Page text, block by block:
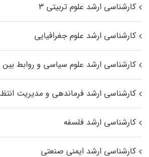
کارشناسی ارشد علوم تربیتی ۳
کارشناسی ارشد علوم جغرافیایی
کارشناسی ارشد علوم سیاسی و روابط بین
کارشناسی ارشد فرماندهی و مدیریت
کارشناسی ارشد فلسفه
کارشناسی ارشد ایمنی صنعتی